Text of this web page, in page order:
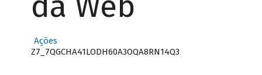
Ações
Z7_7QGCHA41LODH60A3OQA8RN14Q3